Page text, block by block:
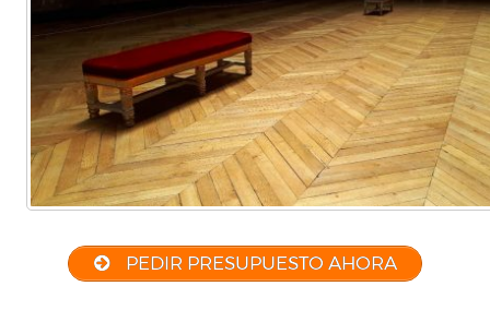
PEDIR PRESUPUESTO AHORA